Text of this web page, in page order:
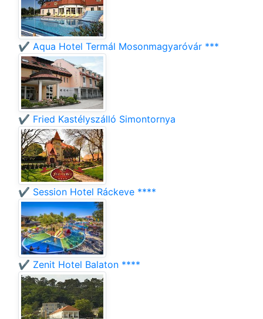
✔️ Aqua Hotel Termál Mosonmagyaróvár ***
✔️ Fried Kastélyszálló Simontornya
✔️ Session Hotel Ráckeve ****
✔️ Zenit Hotel Balaton ****